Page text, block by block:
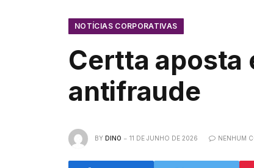
NOTÍCIAS CORPORATIVAS
Certta aposta
antifraude
BY DINO 11 DE JUNHO DE 2026 NENHUM